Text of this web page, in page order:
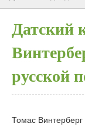
Реклама
Датский
русской
Томас